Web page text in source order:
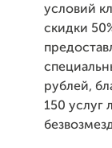
условий
скидки
рублей,
150 услуг